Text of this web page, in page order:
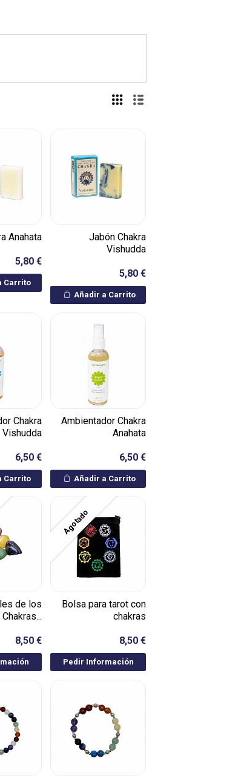
Anahata
5,80 €
Carrito
Jabón Chakra
Vishudda
5,80 €
Añadir a Carrito
Chakra
Vishudda
6,50 €
Carrito
Ambientador Chakra
Anahata
6,50 €
Añadir a Carrito
de los
Chakras...
8,50 €
Agotado
Bolsa para tarot con
chakras
8,50 €
Pedir Información